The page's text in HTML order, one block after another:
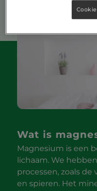
Wat is
Magnesium is een
lichaam. We
processen, zoals
en spieren. Het